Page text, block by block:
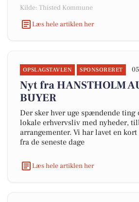
Kilde: Thisted Kommune
Læs hele artiklen her
OPSLAGSTAVLEN SPONSORERET
Nyt fra HANSTHOLM
BUYER
Der sker hver uge spændende
lokale erhvervsliv med nyheder,
arrangementer. Vi har lavet en
fra de seneste dage
Læs hele artiklen her